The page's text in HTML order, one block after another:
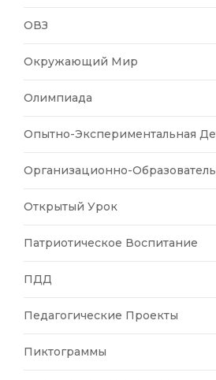
ОВЗ
Окружающий Мир
Олимпиада
Опытно-Экспериментальная
Организационно-
Открытый Урок
Патриотическое Воспитание
ПДД
Педагогические Проекты
Пиктограммы